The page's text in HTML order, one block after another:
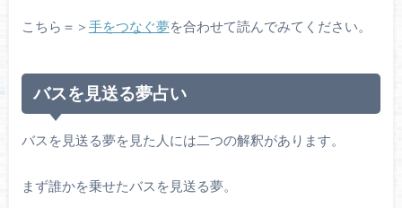
こちら＝＞ 手をつなぐ夢を合わせて読んでみてください。
バスを見送る夢占い
バスを見送る夢を見た人には二つの解釈があります。
まず誰かを乗せたバスを見送る夢。